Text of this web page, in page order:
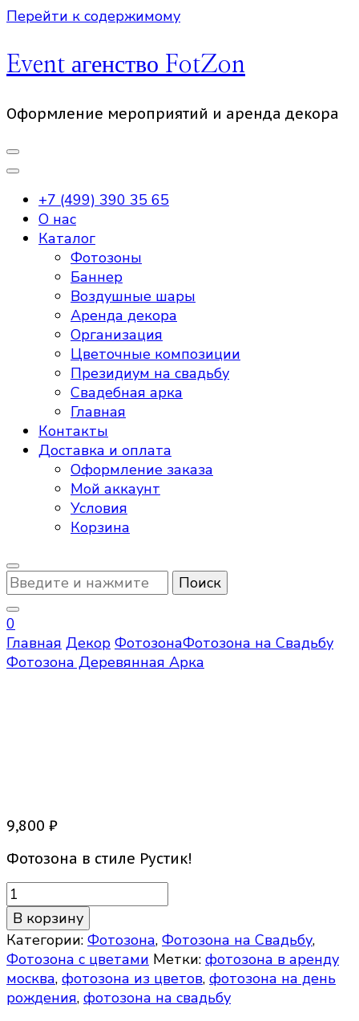
Перейти к содержимому
Event агенство FotZon
Оформление мероприятий и аренда декора
+7 (499) 390 35 65
О нас
Каталог
Фотозоны
Баннер
Воздушные шары
Аренда декора
Организация
Цветочные композиции
Президиум на свадьбу
Свадебная арка
Главная
Контакты
Доставка и оплата
Оформление заказа
Мой аккаунт
Условия
Корзина
Ищите
что-
то?
0
Главная Декор ФотозонаФотозона на Свадьбу
Фотозона Деревянная Арка
9,800 ₽
Фотозона в стиле Рустик!
Количество
товара
Фотозона
Деревянная
Арка
В корзину
Категории: Фотозона, Фотозона на Свадьбу,
Фотозона с цветами Метки: фотозона в аренду
москва, фотозона из цветов, фотозона на день
рождения, фотозона на свадьбу